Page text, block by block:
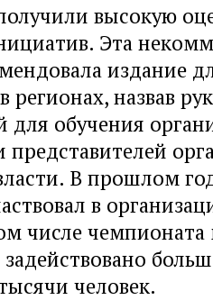
высокую
Эта
издание
регионах, назвав
обучения
представителей
В прошлом
в
числе
человек.